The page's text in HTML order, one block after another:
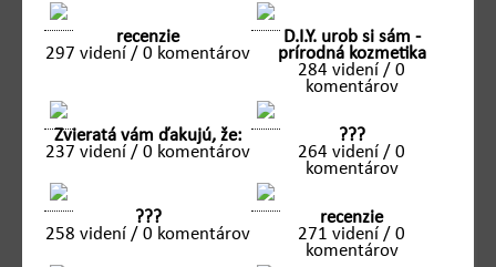
recenzie
297 videní / 0 komentárov
D.I.Y. urob si sám -
prírodná kozmetika
284 videní / 0
komentárov
Zvieratá vám ďakujú, že:
237 videní / 0 komentárov
???
264 videní / 0
komentárov
???
258 videní / 0 komentárov
recenzie
271 videní / 0
komentárov